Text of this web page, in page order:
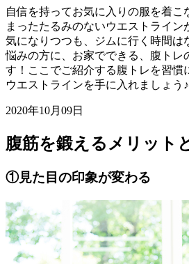
自信を持ってお気に入りの服を着こ
まったたるみのないウエストライン
気になりつつも、ジムに行く時間
悩みの方に、お家でできる、腹トレ
す！ここでご紹介する腹トレを習慣
ウエストラインを手に入れましょう♪
2020年10月09日
腹筋を鍛えるメリット
①見た目の印象が変わる